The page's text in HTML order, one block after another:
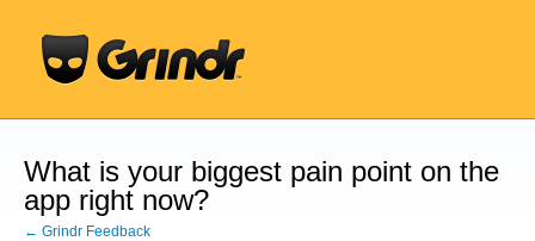
content
What is your biggest pain point on the
app right now?
← Grindr Feedback